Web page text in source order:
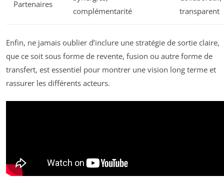
Partenaires
complémentarité
transparent
Enfin, ne jamais oublier d’inclure une stratégie de sortie claire,
que ce soit sous forme de revente, fusion ou autre forme de
transfert, est essentiel pour montrer une vision long terme et
rassurer les différents acteurs.